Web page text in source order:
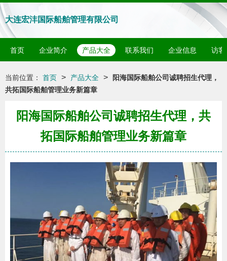
大连宏沣国际船舶管理有限公司
首页 企业简介 产品大全 联系我们 企业信息 访客
当前位置： 首页 > 产品大全 >
阳海国际船舶公司诚聘招生代理，
共拓国际船舶管理业务新篇章
阳海国际船舶公司诚聘招生代理，共
拓国际船舶管理业务新篇章